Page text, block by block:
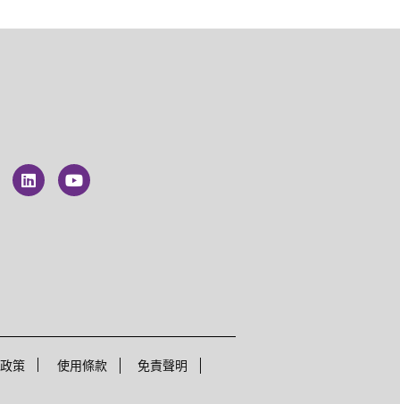
策 使用條款 免責聲明